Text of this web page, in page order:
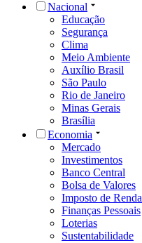
Nacional
Educação
Segurança
Clima
Meio Ambiente
Auxílio Brasil
São Paulo
Rio de Janeiro
Minas Gerais
Brasília
Economia
Mercado
Investimentos
Banco Central
Bolsa de Valores
Imposto de Renda
Finanças Pessoais
Loterias
Sustentabilidade